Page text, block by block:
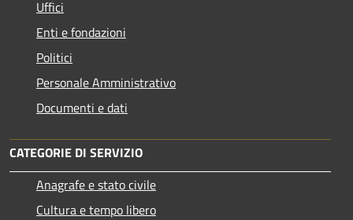
Uffici
Enti e fondazioni
Politici
Personale Amministrativo
Documenti e dati
CATEGORIE DI SERVIZIO
Anagrafe e stato civile
Cultura e tempo libero